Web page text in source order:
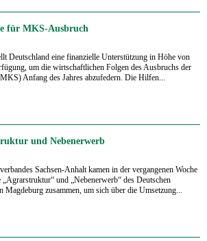
für MKS-Ausbruch
Deutschland eine finanzielle Unterstützung in Höhe von
um die wirtschaftlichen Folgen des Ausbruchs der
Anfang des Jahres abzufedern. Die Hilfen...
und Nebenerwerb
Sachsen-Anhalt kamen in der vergangenen Woche
„Agrarstruktur“ und „Nebenerwerb“ des Deutschen
zusammen, um sich über die Umsetzung...